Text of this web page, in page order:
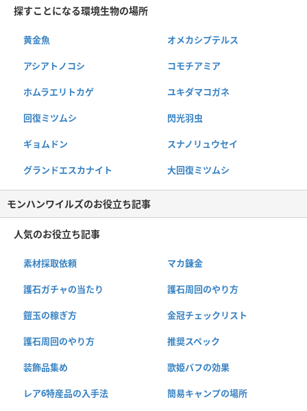
探すことになる環境生物の場所
黄金魚 オメカシプテルス
アシアトノコシ コモチアミア
ホムラエリトカゲ ユキダマコガネ
回復ミツムシ 閃光羽虫
ギョムドン スナノリュウセイ
グランドエスカナイト 大回復ミツムシ
モンハンワイルズのお役立ち記事
人気のお役立ち記事
素材採取依頼 マカ錬金
護石ガチャの当たり 護石周回のやり方
鎧玉の稼ぎ方 金冠チェックリスト
護石周回のやり方 推奨スペック
装飾品集め 歌姫バフの効果
レア6特産品の入手法 簡易キャンプの場所